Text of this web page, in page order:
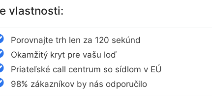
vlastnosti:
Porovnajte trh len za 120 sekúnd
Okamžitý kryt pre vašu loď
Priateľské call centrum so sídlom v EÚ
98% zákazníkov by nás odporučilo